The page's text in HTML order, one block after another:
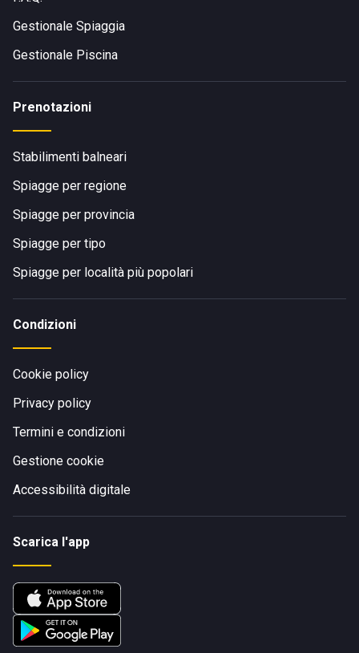
Gestionale Spiaggia
Gestionale Piscina
Prenotazioni
Stabilimenti balneari
Spiagge per regione
Spiagge per provincia
Spiagge per tipo
Spiagge per località più popolari
Condizioni
Cookie policy
Privacy policy
Termini e condizioni
Gestione cookie
Accessibilità digitale
Scarica l'app